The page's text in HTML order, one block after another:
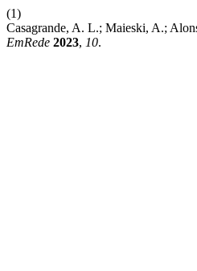
(1)
Casagrande, A. L.; Maieski, A.;
EmRede 2023, 10.